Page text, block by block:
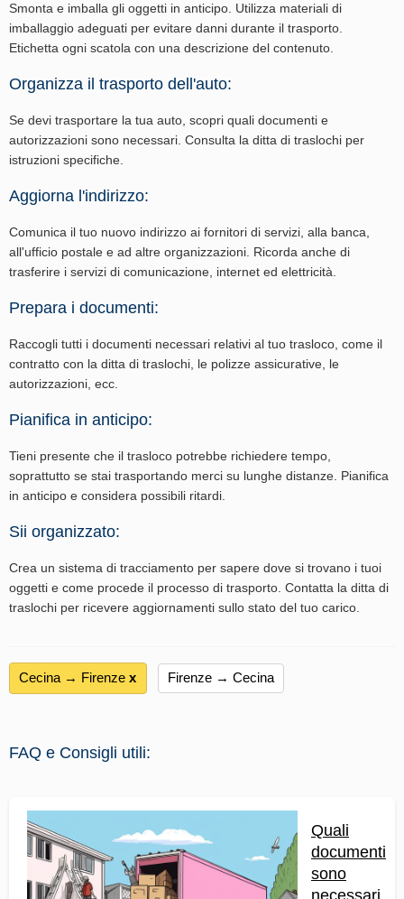
Smonta e imballa gli oggetti in anticipo. Utilizza materiali di
imballaggio adeguati per evitare danni durante il trasporto.
Etichetta ogni scatola con una descrizione del contenuto.
Organizza il trasporto dell'auto:
Se devi trasportare la tua auto, scopri quali documenti e
autorizzazioni sono necessari. Consulta la ditta di traslochi per
istruzioni specifiche.
Aggiorna l'indirizzo:
Comunica il tuo nuovo indirizzo ai fornitori di servizi, alla banca,
all'ufficio postale e ad altre organizzazioni. Ricorda anche di
trasferire i servizi di comunicazione, internet ed elettricità.
Prepara i documenti:
Raccogli tutti i documenti necessari relativi al tuo trasloco, come il
contratto con la ditta di traslochi, le polizze assicurative, le
autorizzazioni, ecc.
Pianifica in anticipo:
Tieni presente che il trasloco potrebbe richiedere tempo,
soprattutto se stai trasportando merci su lunghe distanze. Pianifica
in anticipo e considera possibili ritardi.
Sii organizzato:
Crea un sistema di tracciamento per sapere dove si trovano i tuoi
oggetti e come procede il processo di trasporto. Contatta la ditta di
traslochi per ricevere aggiornamenti sullo stato del tuo carico.
Cecina → Firenze х Firenze → Cecina
FAQ e Consigli utili:
Quali
documenti
sono
necessari